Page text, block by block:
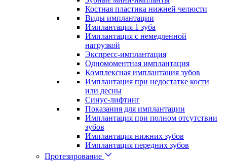
Костная пластика нижней челюсти
Виды имплантации
Имплантация 1 зуба
Имплантация с немедленной
нагрузкой
Экспресс-имплантация
Одномоментная имплантация
Комплексная имплантация зубов
Имплантация при недостатке кости
или десны
Синус-лифтинг
Показания для имплантации
Имплантация при полном отсутствии
зубов
Имплантация нижних зубов
Имплантация передних зубов
Протезирование